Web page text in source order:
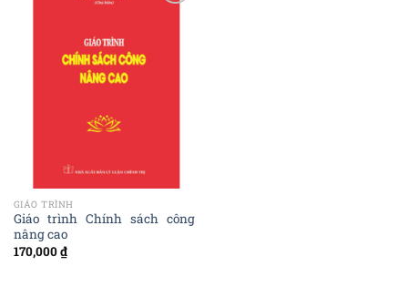
GIÁO TRÌNH
Giáo trình Chính sách công
nâng cao
170,000₫